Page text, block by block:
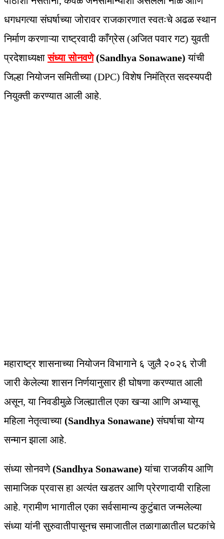
धगधगत्या संघर्षाच्या जोरावर राजकारणात स्वतःचे अढळ स्थान
निर्माण करणाऱ्या राष्ट्रवादी काँग्रेस (अजित पवार गट) युवती
प्रदेशाध्यक्षासंध्या सोनवणे (Sandhya Sonawane) यांची
जिल्हा नियोजन समितीच्या (DPC) विशेष निमंत्रित सदस्यपदी
नियुक्ती करण्यात आली आहे.
महाराष्ट्र शासनाच्या नियोजन विभागाने ६ जुलै २०२६ रोजी
जारी केलेल्या शासन निर्णयानुसार ही घोषणा करण्यात आली
असून, या निवडीमुळे जिल्ह्यातील एका खऱ्या आणि अभ्यासू
महिला नेतृत्वाच्या (Sandhya Sonawane)संघर्षाचा योग्य
सन्मान झाला आहे.
संध्या सोनवणे(Sandhya Sonawane)यांचा राजकीय आणि
सामाजिक प्रवास हा अत्यंत खडतर आणि प्रेरणादायी राहिला
आहे. ग्रामीण भागातील एका सर्वसामान्य कुटुंबात जन्मलेल्या
संध्या यांनी सुरुवातीपासूनच समाजातील तळागाळातील घटकांचे